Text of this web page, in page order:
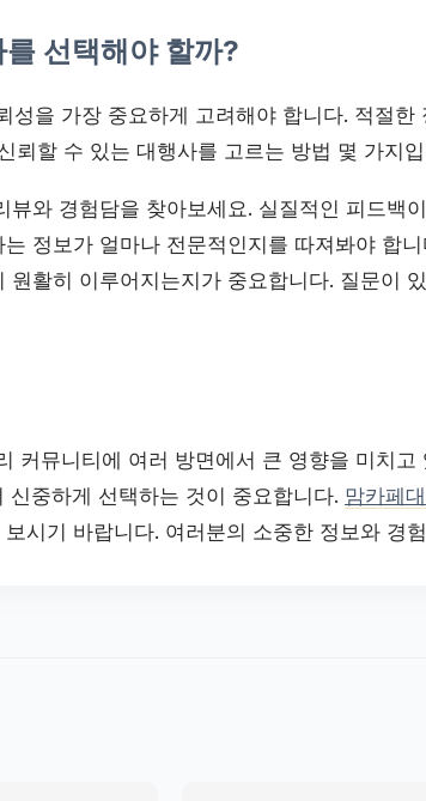
선택해야 할까?
성을 가장 중요하게 고려해야 합니다. 적절한
뢰할 수 있는 대행사를 고르는 방법 몇 가지
뷰와 경험담을 찾아보세요. 실질적인 피드백
정보가 얼마나 전문적인지를 따져봐야 합니
원활히 이루어지는지가 중요합니다. 질문이
커뮤니티에 여러 방면에서 큰 영향을 미치고
중하게 선택하는 것이 중요합니다. 맘카페
시기 바랍니다. 여러분의 소중한 정보와 경